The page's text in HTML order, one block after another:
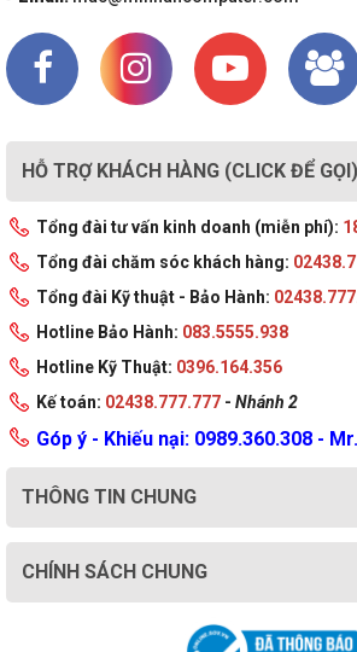
HỖ TRỢ KHÁCH HÀNG (CLICK ĐỂ GỌI)
Tổng đài tư vấn kinh doanh (miễn phí):
Tổng đài chăm sóc khách hàng:
Tổng đài Kỹ thuật - Bảo Hành:
Hotline Bảo Hành: 083.5555.938
Hotline Kỹ Thuật: 0396.164.356
Kế toán: 02438.777.777 - Nhánh 2
Góp ý - Khiếu nại: 0989.360.308 -
THÔNG TIN CHUNG
CHÍNH SÁCH CHUNG